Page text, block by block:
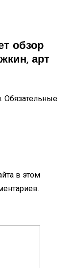
обзор
арт
Обязательные
в этом